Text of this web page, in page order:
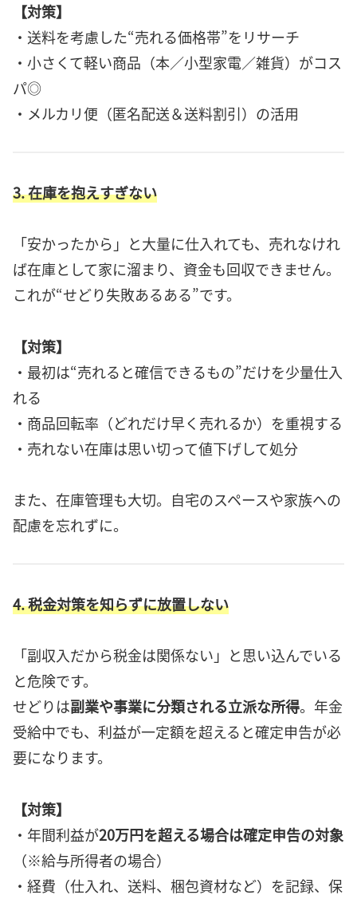
【対策】
・送料を考慮した“売れる価格帯”をリサーチ
・小さくて軽い商品（本／小型家電／雑貨）がコス
パ◎
・メルカリ便（匿名配送＆送料割引）の活用
3. 在庫を抱えすぎない
「安かったから」と大量に仕入れても、売れなけれ
ば在庫として家に溜まり、資金も回収できません。
これが“せどり失敗あるある”です。
【対策】
・最初は“売れると確信できるもの”だけを少量仕入
れる
・商品回転率（どれだけ早く売れるか）を重視する
・売れない在庫は思い切って値下げして処分
また、在庫管理も大切。自宅のスペースや家族への
配慮を忘れずに。
4. 税金対策を知らずに放置しない
「副収入だから税金は関係ない」と思い込んでいる
と危険です。
せどりは副業や事業に分類される立派な所得。年金
受給中でも、利益が一定額を超えると確定申告が必
要になります。
【対策】
・年間利益が20万円を超える場合は確定申告の対象
（※給与所得者の場合）
・経費（仕入れ、送料、梱包資材など）を記録、保